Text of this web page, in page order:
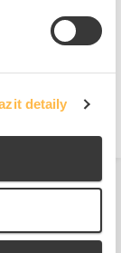
detaily